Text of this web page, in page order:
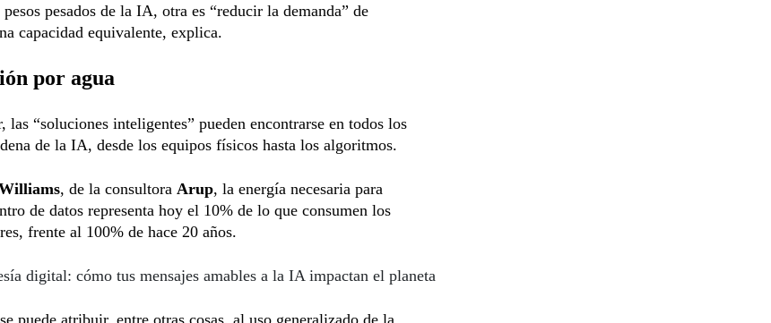
pesados de la IA, otra es “reducir la demanda” de
capacidad equivalente, explica.
por agua
las “soluciones inteligentes” pueden encontrarse en todos los
de la IA, desde los equipos físicos hasta los algoritmos.
, de la consultora Arup, la energía necesaria para
de datos representa hoy el 10% de lo que consumen los
frente al 100% de hace 20 años.
digital: cómo tus mensajes amables a la IA impactan el planeta
puede atribuir, entre otras cosas, al uso generalizado de la